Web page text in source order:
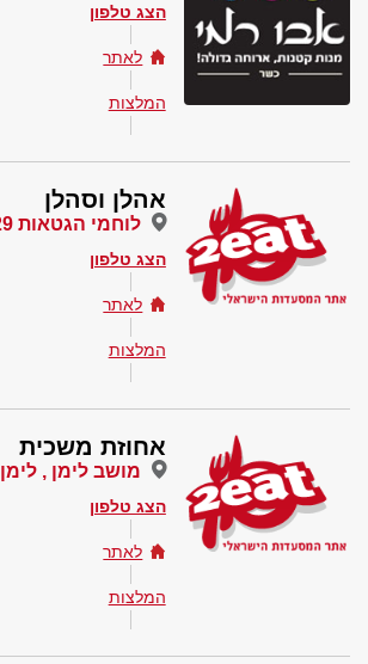
הצג טלפון
לאתר
המלצות
אהלן וסהלן
לוחמי הגטאות 29, נהריה
הצג טלפון
לאתר
המלצות
אחוזת משכית
מושב לימן , לימן
הצג טלפון
לאתר
המלצות